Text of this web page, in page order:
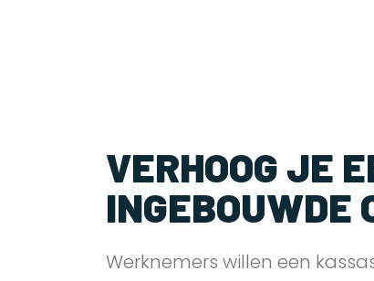
VERHOOG JE
INGEBOUWDE
Werknemers willen een